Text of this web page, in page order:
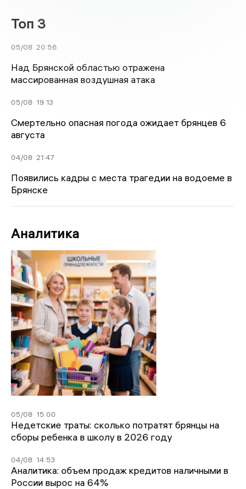
Топ 3
05/08 20:56
Над Брянской областью отражена
массированная воздушная атака
05/08 19:13
Смертельно опасная погода ожидает брянцев 6
августа
04/08 21:47
Появились кадры с места трагедии на водоеме в
Брянске
Аналитика
05/08 15:00
Недетские траты: сколько потратят брянцы на
сборы ребенка в школу в 2026 году
04/08 14:53
Аналитика: объем продаж кредитов наличными в
России вырос на 64%